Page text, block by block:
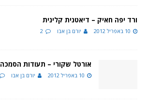
ורד יפה חאיק – דיאטנית קלינית
10 באפריל 2012 יורם בן אבו 2
אורטל שקורי – תעודות הסמכה
10 באפריל 2012 יורם בן אבו